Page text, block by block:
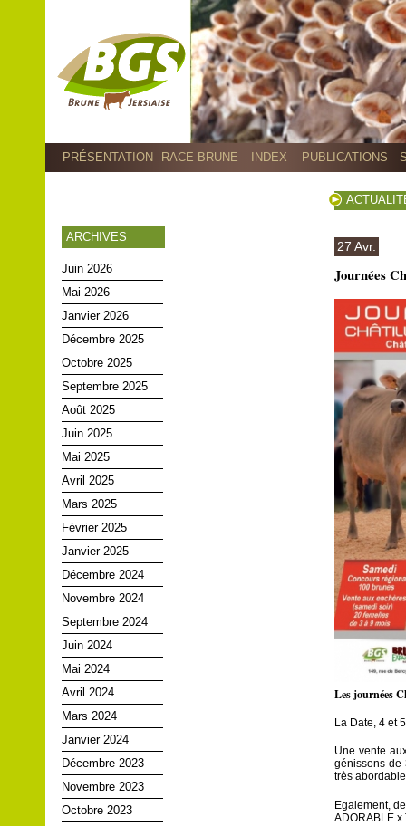
PRÉSENTATION RACE BRUNE INDEX PUBLICATIONS
ARCHIVES
Juin 2026
Mai 2026
Janvier 2026
Décembre 2025
Octobre 2025
Septembre 2025
Août 2025
Juin 2025
Mai 2025
Avril 2025
Mars 2025
Février 2025
Janvier 2025
Décembre 2024
Novembre 2024
Septembre 2024
Juin 2024
Mai 2024
Avril 2024
Mars 2024
Janvier 2024
Décembre 2023
Novembre 2023
Octobre 2023
27 Avr.
Journées
Les journées
La Date, 4 et
Une vente
génissons de
très
Egalement,
ADORABLE x